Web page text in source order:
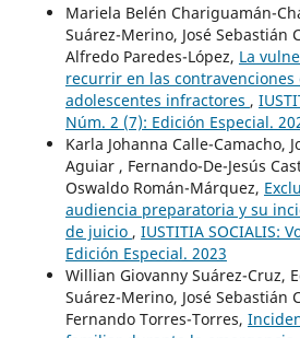
Mariela Belén Chariguamán-
Suárez-Merino, José Sebastián
Alfredo Paredes-López, La
recurrir en las
adolescentes infractores ,
Núm. 2 (7): Edición Especial.
Karla Johanna Calle-Camacho,
Aguiar , Fernando-De-Jesús
Oswaldo Román-Márquez,
audiencia preparatoria y su
de juicio , IUSTITIA SOCIALIS:
Edición Especial. 2023
Willian Giovanny Suárez-Cruz,
Suárez-Merino, José Sebastián
Fernando Torres-Torres,